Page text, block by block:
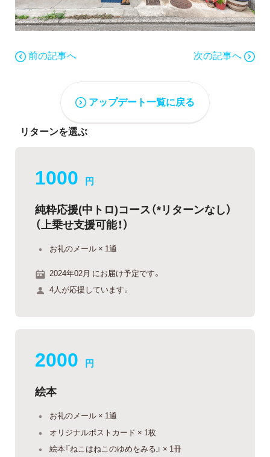
前の記事へ 次の記事へ
アップデート一覧に戻る
リターンを選ぶ
1000 円
純粋応援(中トロ)コース（*リターンなし）
（上乗せ支援可能！）
お礼のメール × 1通
2024年02月 にお届け予定です。
4人が応援しています。
2000 円
絵本
お礼のメール × 1通
オリジナルポストカード × 1枚
絵本『ねこはねこのゆめをみる』 × 1冊